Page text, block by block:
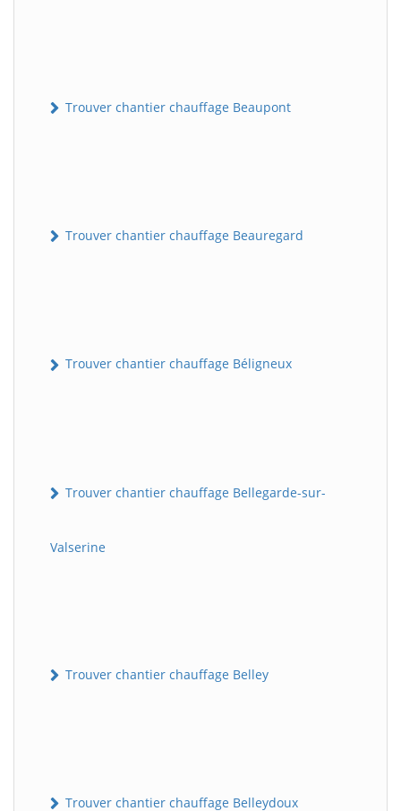
Trouver chantier chauffage Beaupont
Trouver chantier chauffage Beauregard
Trouver chantier chauffage Béligneux
Trouver chantier chauffage Bellegarde-sur-
Valserine
Trouver chantier chauffage Belley
Trouver chantier chauffage Belleydoux